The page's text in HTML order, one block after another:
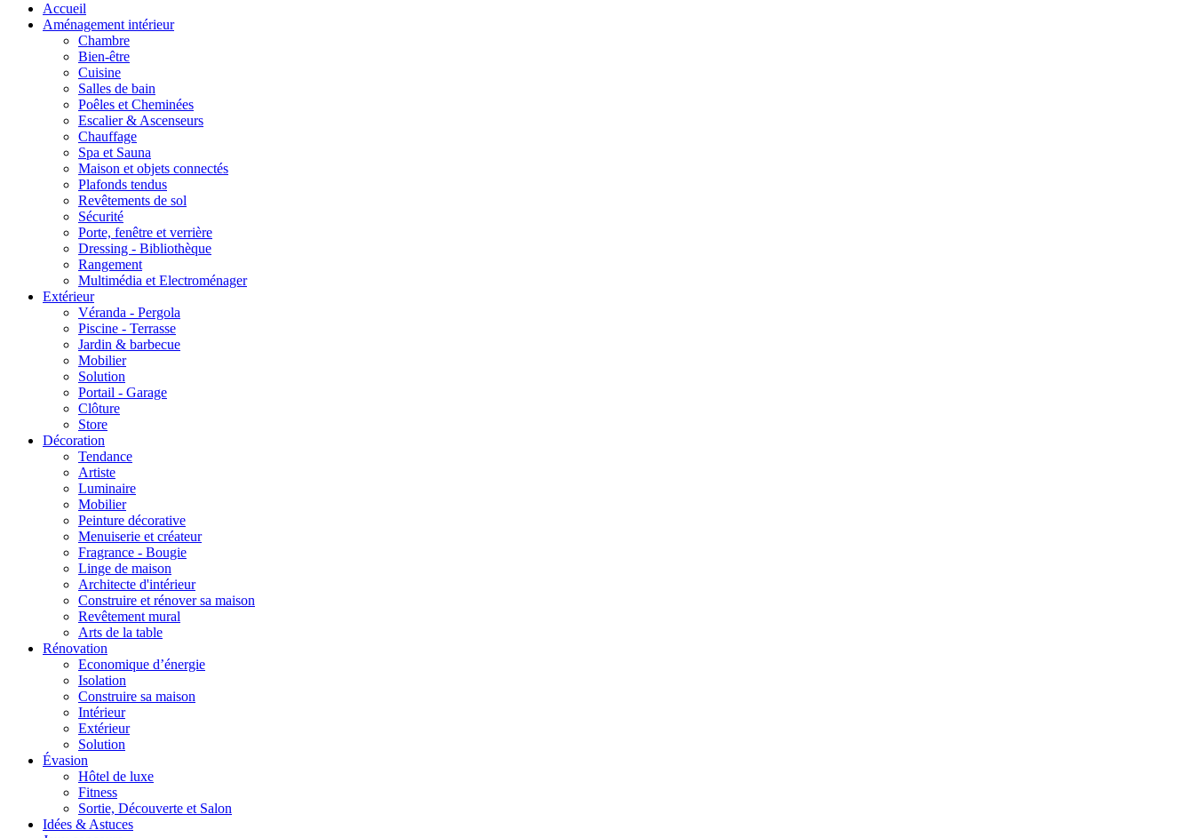
Accueil
Aménagement intérieur
Chambre
Bien-être
Cuisine
Salles de bain
Poêles et Cheminées
Escalier & Ascenseurs
Chauffage
Spa et Sauna
Maison et objets connectés
Plafonds tendus
Revêtements de sol
Sécurité
Porte, fenêtre et verrière
Dressing - Bibliothèque
Rangement
Multimédia et Electroménager
Extérieur
Véranda - Pergola
Piscine - Terrasse
Jardin & barbecue
Mobilier
Solution
Portail - Garage
Clôture
Store
Décoration
Tendance
Artiste
Luminaire
Mobilier
Peinture décorative
Menuiserie et créateur
Fragrance - Bougie
Linge de maison
Architecte d'intérieur
Construire et rénover sa maison
Revêtement mural
Arts de la table
Rénovation
Economique d’énergie
Isolation
Construire sa maison
Intérieur
Extérieur
Solution
Évasion
Hôtel de luxe
Fitness
Sortie, Découverte et Salon
Idées & Astuces